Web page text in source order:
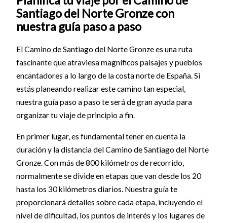
Santiago del Norte Gronze con
nuestra guía paso a paso
El Camino de Santiago del Norte Gronze es una ruta
fascinante que atraviesa magníficos paisajes y pueblos
encantadores a lo largo de la costa norte de España. Si
estás planeando realizar este camino tan especial,
nuestra guía paso a paso te será de gran ayuda para
organizar tu viaje de principio a fin.
En primer lugar, es fundamental tener en cuenta la
duración y la distancia del Camino de Santiago del Norte
Gronze. Con más de 800 kilómetros de recorrido,
normalmente se divide en etapas que van desde los 20
hasta los 30 kilómetros diarios. Nuestra guía te
proporcionará detalles sobre cada etapa, incluyendo el
nivel de dificultad, los puntos de interés y los lugares de